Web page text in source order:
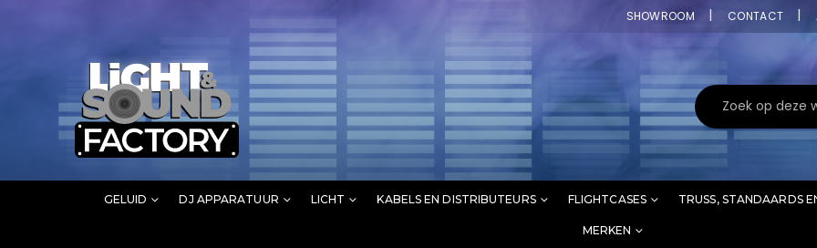
SHOWROOM CONTACT
GELUID DJ APPARATUUR LICHT KABELS EN DISTRIBUTEURS FLIGHTCASES TRUSS, STANDAARDS
MERKEN